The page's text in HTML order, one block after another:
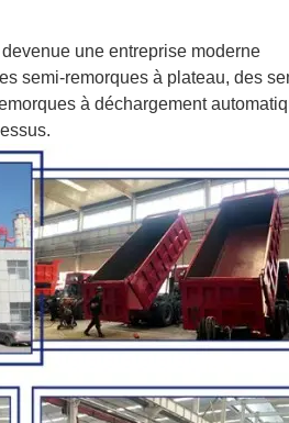
une entreprise moderne
semi-remorques à plateau, des
à déchargement